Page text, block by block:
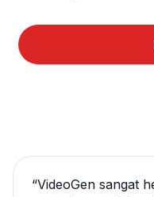
“VideoGen sangat